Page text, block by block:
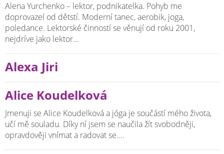
Alena Yurchenko – lektor, podnikatelka. Pohyb me
doprovazel od dětstí. Moderní tanec, aerobik, joga,
poledance. Lektorské činností se věnují od roku 2001,
nejdríve jako lektor...
Alexa Jiri
Alice Koudelková
Jmenuji se Alice Koudelková a jóga je součástí mého života,
učí mě souladu. Díky ní jsem se naučila žít svobodněji,
opravdověji vnímat a radovat se....